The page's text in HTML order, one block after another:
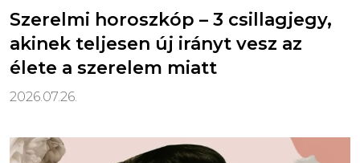
Szerelmi horoszkóp – 3 csillagjegy,
akinek teljesen új irányt vesz az
élete a szerelem miatt
2026.07.26.